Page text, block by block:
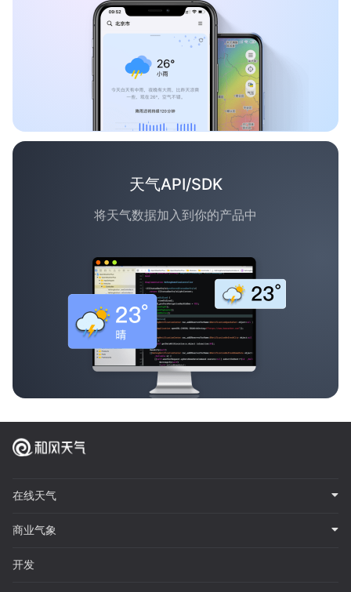
天气API/SDK
将天气数据加入到你的产品中
在线天气
商业气象
开发